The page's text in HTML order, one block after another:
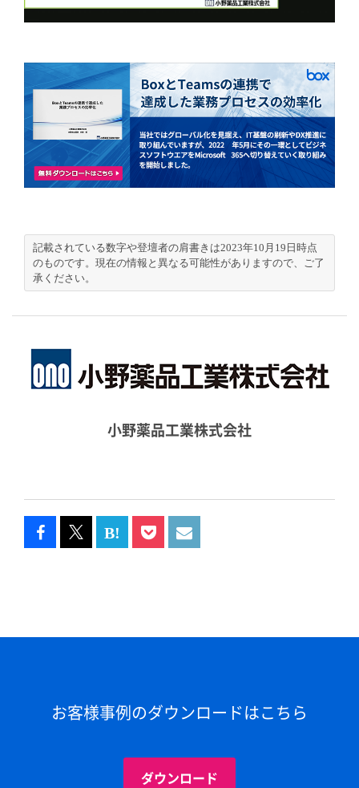
記載されている数字や登壇者の肩書きは2023年10月19日時点
のものです。現在の情報と異なる可能性がありますので、ご了
承ください。
小野薬品工業株式会社
お客様事例のダウンロードはこちら
ダウンロード